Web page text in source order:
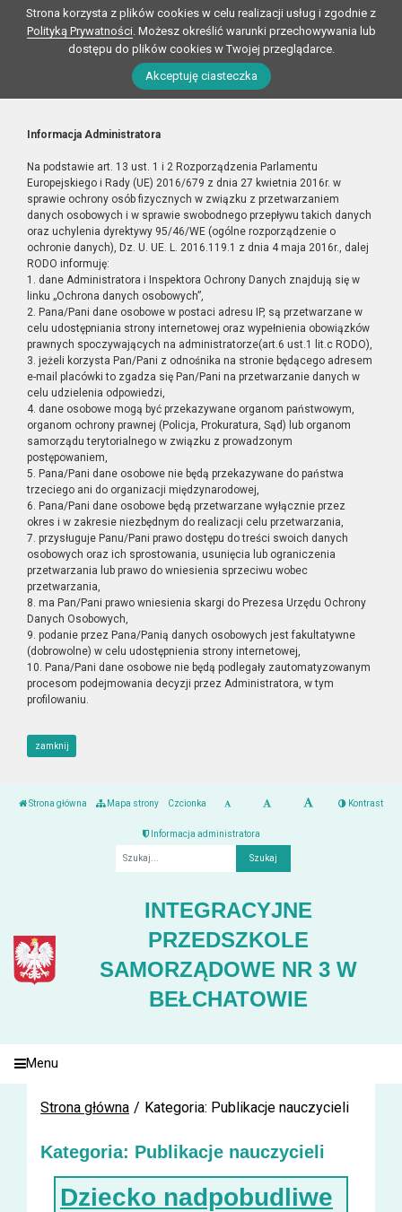
Strona korzysta z plików cookies w celu realizacji usług i zgodnie z
Polityką Prywatności. Możesz określić warunki przechowywania lub
dostępu do plików cookies w Twojej przeglądarce.
Akceptuję ciasteczka
Informacja Administratora
Na podstawie art. 13 ust. 1 i 2 Rozporządzenia Parlamentu
Europejskiego i Rady (UE) 2016/679 z dnia 27 kwietnia 2016r. w
sprawie ochrony osób fizycznych w związku z przetwarzaniem
danych osobowych i w sprawie swobodnego przepływu takich danych
oraz uchylenia dyrektywy 95/46/WE (ogólne rozporządzenie o
ochronie danych), Dz. U. UE. L. 2016.119.1 z dnia 4 maja 2016r., dalej
RODO informuję:
1. dane Administratora i Inspektora Ochrony Danych znajdują się w
linku „Ochrona danych osobowych”,
2. Pana/Pani dane osobowe w postaci adresu IP, są przetwarzane w
celu udostępniania strony internetowej oraz wypełnienia obowiązków
prawnych spoczywających na administratorze(art.6 ust.1 lit.c RODO),
3. jeżeli korzysta Pan/Pani z odnośnika na stronie będącego adresem
e-mail placówki to zgadza się Pan/Pani na przetwarzanie danych w
celu udzielenia odpowiedzi,
4. dane osobowe mogą być przekazywane organom państwowym,
organom ochrony prawnej (Policja, Prokuratura, Sąd) lub organom
samorządu terytorialnego w związku z prowadzonym
postępowaniem,
5. Pana/Pani dane osobowe nie będą przekazywane do państwa
trzeciego ani do organizacji międzynarodowej,
6. Pana/Pani dane osobowe będą przetwarzane wyłącznie przez
okres i w zakresie niezbędnym do realizacji celu przetwarzania,
7. przysługuje Panu/Pani prawo dostępu do treści swoich danych
osobowych oraz ich sprostowania, usunięcia lub ograniczenia
przetwarzania lub prawo do wniesienia sprzeciwu wobec
przetwarzania,
8. ma Pan/Pani prawo wniesienia skargi do Prezesa Urzędu Ochrony
Danych Osobowych,
9. podanie przez Pana/Panią danych osobowych jest fakultatywne
(dobrowolne) w celu udostępnienia strony internetowej,
10. Pana/Pani dane osobowe nie będą podlegały zautomatyzowanym
procesom podejmowania decyzji przez Administratora, w tym
profilowaniu.
zamknij
Strona główna Mapa strony Czcionka Kontrast
Informacja administratora
INTEGRACYJNE
PRZEDSZKOLE
SAMORZĄDOWE NR 3 W
BEŁCHATOWIE
Menu
Strona główna Kategoria: Publikacje nauczycieli
Kategoria: Publikacje nauczycieli
Dziecko nadpobudliwe